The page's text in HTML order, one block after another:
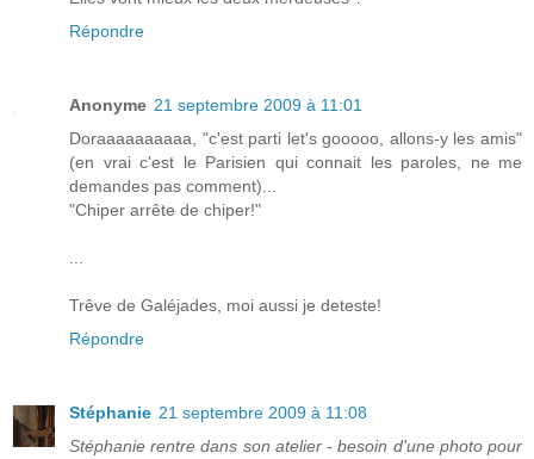
Répondre
Anonyme 21 septembre 2009 à 11:01
Doraaaaaaaaaa, "c'est parti let's gooooo, allons-y les amis"
(en vrai c'est le Parisien qui connait les paroles, ne me
demandes pas comment)...
"Chiper arrête de chiper!"
...
Trêve de Galéjades, moi aussi je deteste!
Répondre
Stéphanie 21 septembre 2009 à 11:08
Stéphanie rentre dans son atelier - besoin d'une photo pour